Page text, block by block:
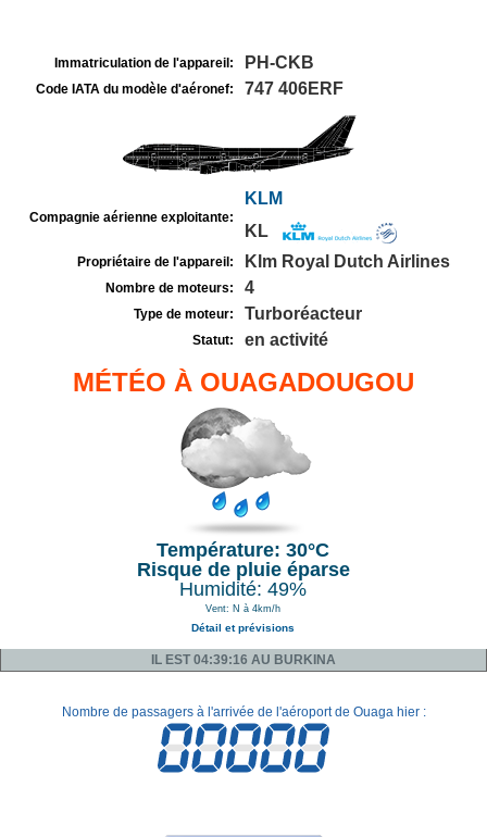
Immatriculation de l'appareil: PH-CKB
Code IATA du modèle d'aéronef: 747 406ERF
Compagnie aérienne exploitante:
KLM
KL
Propriétaire de l'appareil: Klm Royal Dutch Airlines
Nombre de moteurs: 4
Type de moteur: Turboréacteur
Statut: en activité
MÉTÉO À OUAGADOUGOU
Température: 30°C
Risque de pluie éparse
Humidité: 49%
Vent: N à 4km/h
Détail et prévisions
IL EST 04:39:16 AU BURKINA
Nombre de passagers à l'arrivée de l'aéroport de Ouaga hier :